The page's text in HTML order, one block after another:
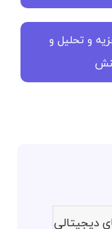
و تحلیل و
دیجیتالی